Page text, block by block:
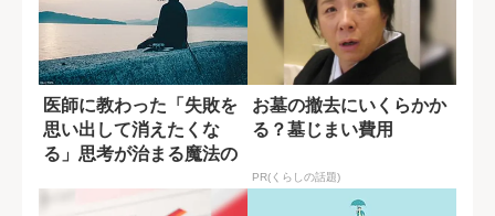
医師に教わった「失敗を
思い出して消えたくな
る」思考が治まる魔法の
お墓の撤去にいくらかか
る？墓じまい費用
PR(くらしの話題)